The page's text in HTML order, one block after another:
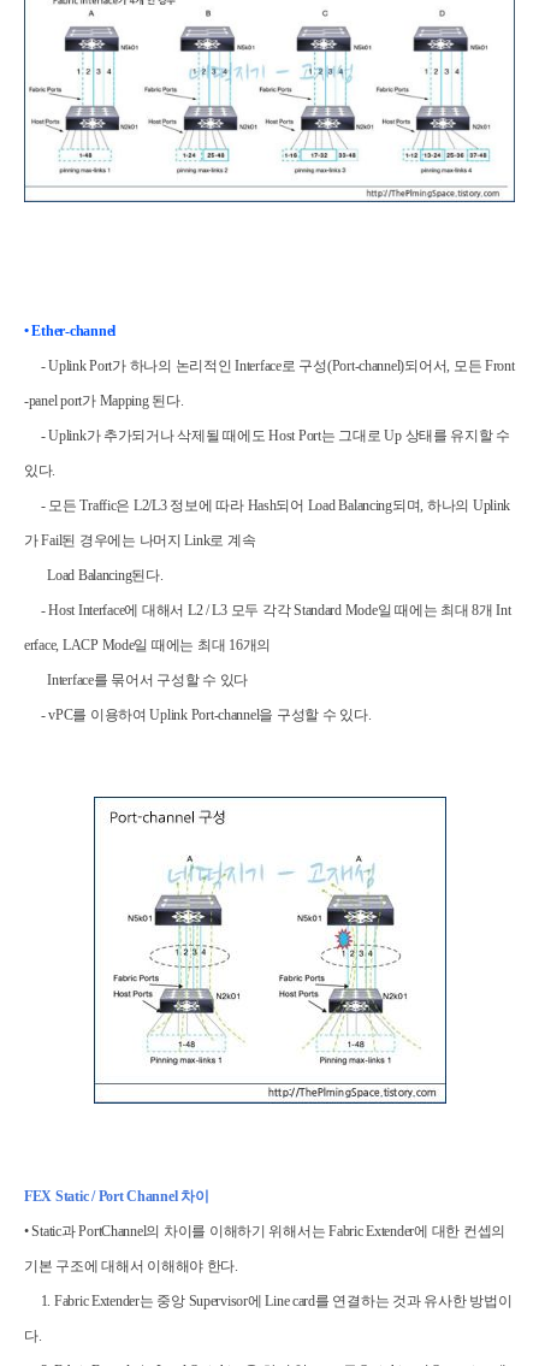
•Ether-channel
- Uplink Port가 하나의 논리적인Interface로 구성(Port-channel)되어서, 모든 Front
-panel port가 Mapping 된다.
- Uplink가 추가되거나 삭제될 때에도Host Port는 그대로Up 상태를 유지할 수
있다.
- 모든Traffic은 L2/L3 정보에 따라 Hash되어 Load Balancing되며, 하나의 Uplink
가Fail된 경우에는 나머지Link로 계속
Load Balancing된다.
- Host Interface에 대해서 L2 / L3 모두 각각Standard Mode일 때에는 최대8개Int
erface, LACP Mode일 때에는 최대 16개의
Interface를 묶어서 구성할 수 있다
- vPC를 이용하여Uplink Port-channel을 구성할 수 있다.
FEX Static / Port Channel 차이
• Static과PortChannel의 차이를 이해하기 위해서는Fabric Extender에 대한 컨셉의
기본 구조에 대해서 이해해야 한다.
1. Fabric Extender는 중앙 Supervisor에Line card를 연결하는 것과 유사한 방법이
다.